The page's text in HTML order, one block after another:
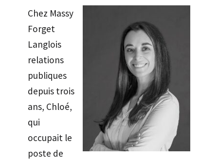
Chez Massy
Forget
Langlois
relations
publiques
depuis trois
ans, Chloé,
qui
occupait le
poste de